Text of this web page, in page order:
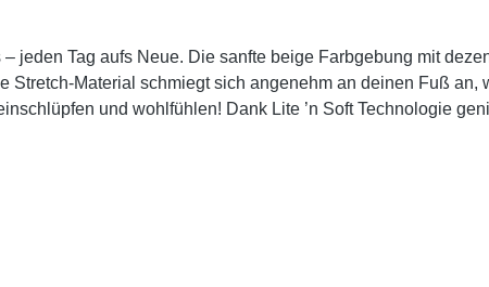
jeden Tag aufs Neue. Die sanfte beige Farbgebung mit
Material schmiegt sich angenehm an deinen Fuß an,
und wohlfühlen! Dank Lite ’n Soft Technologie